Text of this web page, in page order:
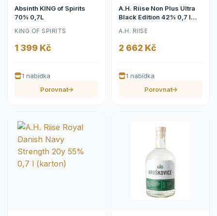
Absinth KING of Spirits
70% 0,7L
KING OF SPIRITS
1 399 Kč
1 nabídka
Porovnat
A.H. Riise Non Plus Ultra
Black Edition 42% 0,7 l
A.H. RIISE
2 662 Kč
1 nabídka
Porovnat